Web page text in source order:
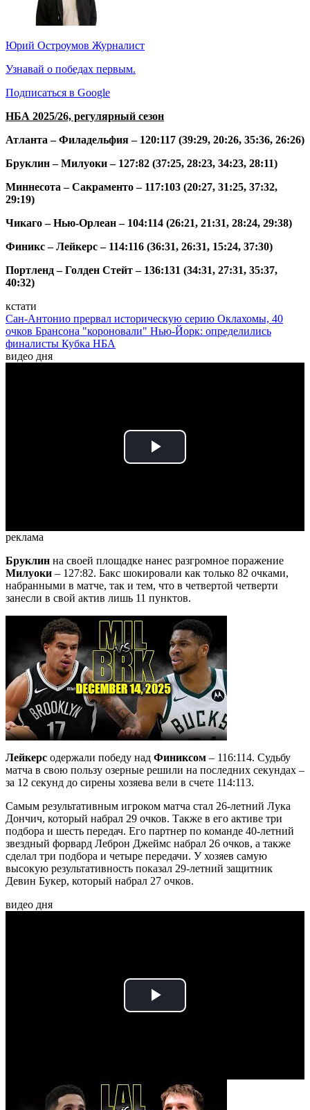
Юрий Остроумов Журналист
Узнавай о победах первым.
Подписаться в Google
НБА 2025/26, регулярный сезон
Атланта – Филадельфия – 120:117 (39:29, 20:26, 35:36, 26:26)
Бруклин – Милуоки – 127:82 (37:25, 28:23, 34:23, 28:11)
Миннесота – Сакраменто – 117:103 (20:27, 31:25, 37:32,
29:19)
Чикаго – Нью-Орлеан – 104:114 (26:21, 21:31, 28:24, 29:38)
Финикс – Лейкерс – 114:116 (36:31, 26:31, 15:24, 37:30)
Портленд – Голден Стейт – 136:131 (34:31, 27:31, 35:37,
40:32)
кстати
Сан-Антонио прервал историческую серию Оклахомы, 40
очков Брансона "короновали" Нью-Йорк: определились
финалисты Кубка НБА
видео дня
Play
реклама
Бруклин на своей площадке нанес разгромное поражение
Милуоки – 127:82. Бакс шокировали как только 82 очками,
набранными в матче, так и тем, что в четвертой четверти
занесли в свой актив лишь 11 пунктов.
Лейкерс одержали победу над Финиксом – 116:114. Судьбу
матча в свою пользу озерные решили на последних секундах –
за 12 секунд до сирены хозяева вели в счете 114:113.
Самым результативным игроком матча стал 26-летний Лука
Дончич, который набрал 29 очков. Также в его активе три
подбора и шесть передач. Его партнер по команде 40-летний
звездный форвард Леброн Джеймс набрал 26 очков, а также
сделал три подбора и четыре передачи. У хозяев самую
высокую результативность показал 29-летний защитник
Девин Букер, который набрал 27 очков.
видео дня
Play